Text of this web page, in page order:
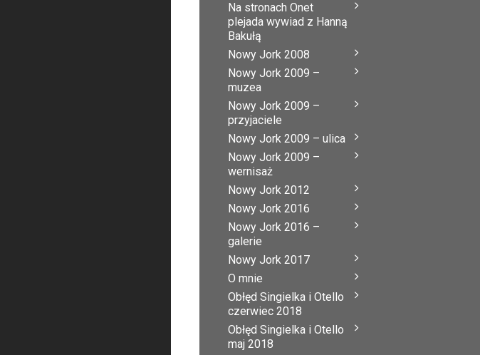
Na stronach Onet
plejada wywiad z Hanną
Bakułą
Nowy Jork 2008
Nowy Jork 2009 –
muzea
Nowy Jork 2009 –
przyjaciele
Nowy Jork 2009 – ulica
Nowy Jork 2009 –
wernisaż
Nowy Jork 2012
Nowy Jork 2016
Nowy Jork 2016 –
galerie
Nowy Jork 2017
O mnie
Obłęd Singielka i Otello
czerwiec 2018
Obłęd Singielka i Otello
maj 2018